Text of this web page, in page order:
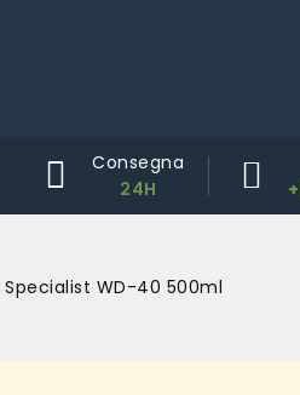
Consegna
24H
WD-40 500ml